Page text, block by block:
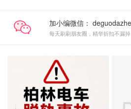
加小编微信：
每天刷刷朋友圈，精华折扣不漏掉